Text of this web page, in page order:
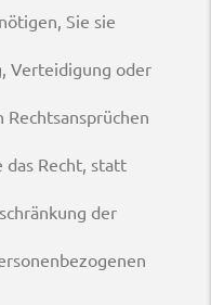
Sie sie
Verteidigung oder
Rechtsansprüchen
das Recht, statt
der